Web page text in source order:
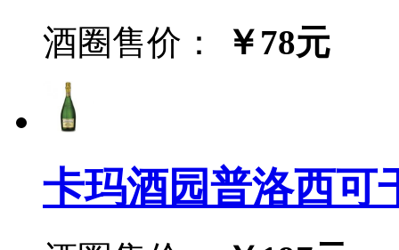
酒圈售价： ￥78元
卡玛酒园普洛西可